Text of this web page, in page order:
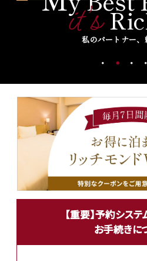
it's
私のパートナー、
【重要】予約シス
お手続きに